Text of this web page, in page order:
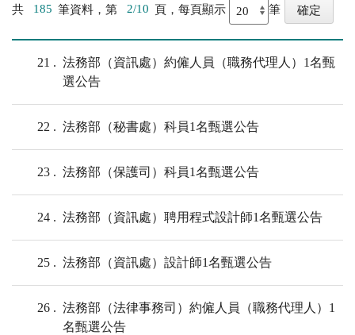
共 185 筆資料，第 2/10 頁，每頁顯示 筆
21
法務部（資訊處）約僱人員（職務代理人）1名甄
選公告
22 法務部（秘書處）科員1名甄選公告
23 法務部（保護司）科員1名甄選公告
24 法務部（資訊處）聘用程式設計師1名甄選公告
25 法務部（資訊處）設計師1名甄選公告
26
法務部（法律事務司）約僱人員（職務代理人）1
名甄選公告